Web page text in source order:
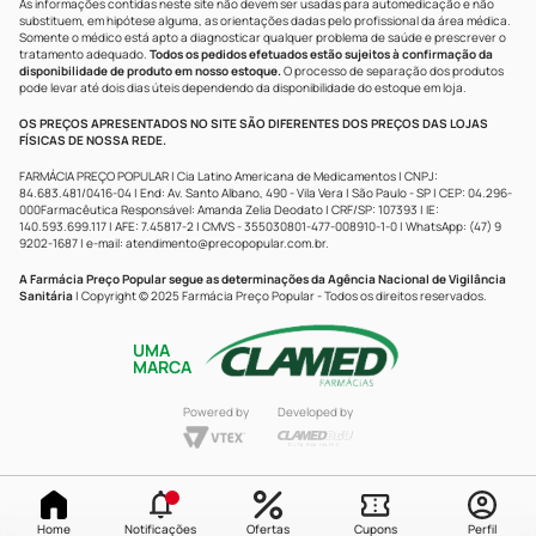
Home Notificações Ofertas Cupons Perfil
As informações contidas neste site não devem ser usadas para automedicação e não
substituem, em hipótese alguma, as orientações dadas pelo profissional da área médica.
Somente o médico está apto a diagnosticar qualquer problema de saúde e prescrever o
tratamento adequado. Todos os pedidos efetuados estão sujeitos à confirmação da
disponibilidade de produto em nosso estoque.O processo de separação dos produtos
pode levar até dois dias úteis dependendo da disponibilidade do estoque em loja.
OS PREÇOS APRESENTADOS NO SITE SÃO DIFERENTES DOS PREÇOS DAS LOJAS
FÍSICAS DE NOSSA REDE.
FARMÁCIA PREÇO POPULAR | Cia Latino Americana de Medicamentos | CNPJ:
84.683.481/0416-04 | End: Av. Santo Albano, 490 - Vila Vera | São Paulo - SP | CEP: 04.296-
000Farmacêutica Responsável: Amanda Zelia Deodato | CRF/SP: 107393 | IE:
140.593.699.117 | AFE: 7.45817-2 | CMVS - 355030801-477-008910-1-0 | WhatsApp: (47) 9
9202-1687 | e-mail: atendimento@precopopular.com.br.
A Farmácia Preço Popular segue as determinações da Agência Nacional de Vigilância
Sanitária | Copyright © 2025 Farmácia Preço Popular - Todos os direitos reservados.
UMA
MARCA
Powered by Developed by